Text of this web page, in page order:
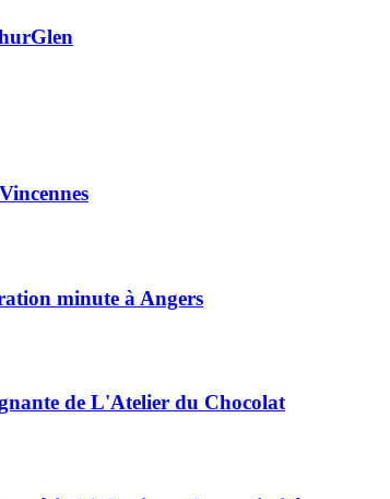
minute à Angers
de L'Atelier du Chocolat